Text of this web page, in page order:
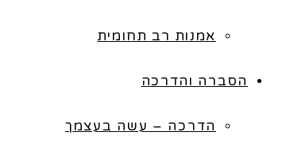
אמנות רב תחומית
הסברה והדרכה
הדרכה – עשה בעצמך